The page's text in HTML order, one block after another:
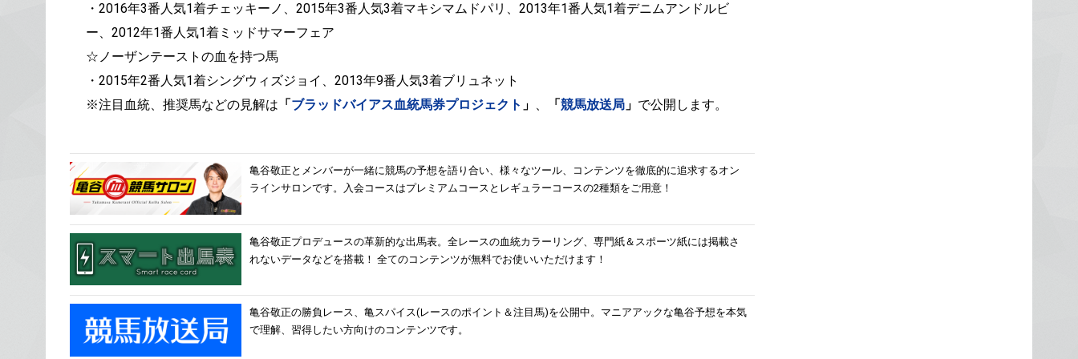
・2016年3番人気1着チェッキーノ、2015年3番人気3着マキシマムドパリ、2013年1番人気1着デニムアンドルビ
ー、2012年1番人気1着ミッドサマーフェア
☆ノーザンテーストの血を持つ馬
・2015年2番人気1着シングウィズジョイ、2013年9番人気3着ブリュネット
※注目血統、推奨馬などの見解は 「ブラッドバイアス血統馬券プロジェクト 」 、 「競馬放送局 」 で公開します。
亀谷敬正とメンバーが一緒に競馬の予想を語り合い、様々なツール、コンテンツを徹底的に追求するオン
ラインサロンです。入会コースはプレミアムコースとレギュラーコースの2種類をご用意！
亀谷敬正プロデュースの革新的な出馬表。全レースの血統カラーリング、専門紙＆スポーツ紙には掲載さ
れないデータなどを搭載！ 全てのコンテンツが無料でお使いいただけます！
亀谷敬正の勝負レース、亀スパイス(レースのポイント＆注目馬)を公開中。マニアアックな亀谷予想を本気
で理解、習得したい方向けのコンテンツです。